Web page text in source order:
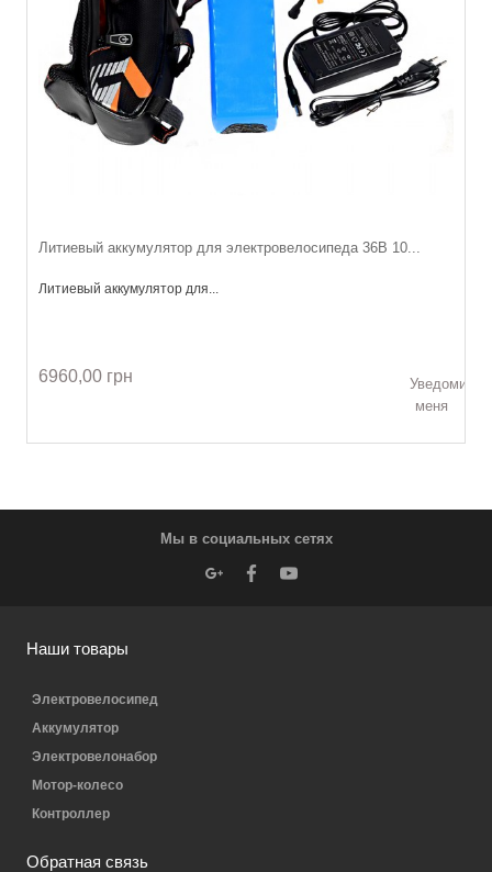
Литиевый аккумулятор для электровелосипеда 36В 10...
Литиевый аккумулятор для...
6960,00 грн
Уведомить
меня
Мы в социальных сетях
Наши товары
Электровелосипед
Аккумулятор
Электровелонабор
Мотор-колесо
Контроллер
Обратная связь